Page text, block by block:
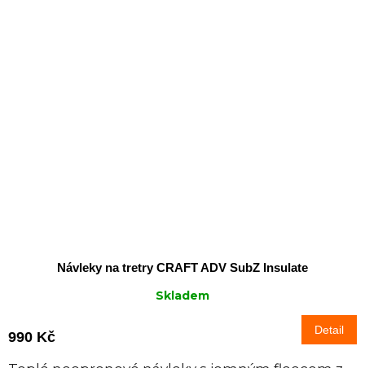
Návleky na tretry CRAFT ADV SubZ Insulate
Skladem
990 Kč Detail